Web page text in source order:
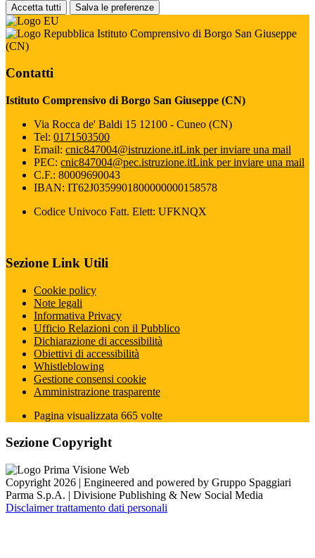
Accetta tutti Salva le preferenze
Istituto Comprensivo di Borgo San Giuseppe
(CN)
Contatti
Istituto Comprensivo di Borgo San Giuseppe (CN)
Via Rocca de' Baldi 15 12100 - Cuneo (CN)
Tel: 0171503500
Email: cnic847004@istruzione.itLink per inviare una mail
PEC: cnic847004@pec.istruzione.itLink per inviare una mail
C.F.: 80009690043
IBAN: IT62J0359901800000000158578
Codice Univoco Fatt. Elett: UFKNQX
Sezione Link Utili
Cookie policy
Note legali
Informativa Privacy
Ufficio Relazioni con il Pubblico
Dichiarazione di accessibilità
Obiettivi di accessibilità
Whistleblowing
Gestione consensi cookie
Amministrazione trasparente
Pagina visualizzata 665 volte
Sezione Copyright
Copyright 2026 | Engineered and powered by Gruppo Spaggiari
Parma S.p.A. | Divisione Publishing & New Social Media
Disclaimer trattamento dati personali